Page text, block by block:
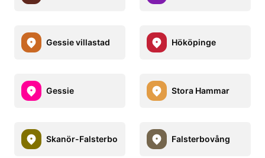
Gessie villastad Hököpinge
Gessie Stora Hammar
Skanör-Falsterbo Falsterbovång